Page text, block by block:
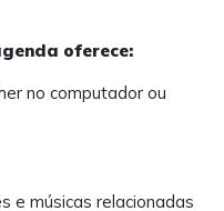
oferece:
no computador ou
e músicas relacionadas